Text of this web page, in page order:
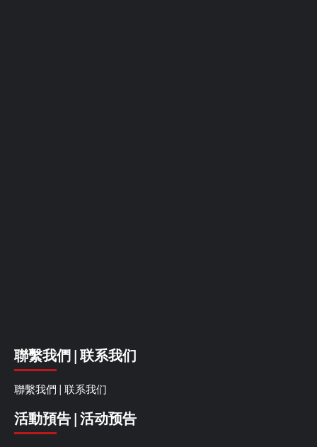
聯繫我們 | 联系我们
聯繫我們 | 联系我们
活動預告 | 活动预告